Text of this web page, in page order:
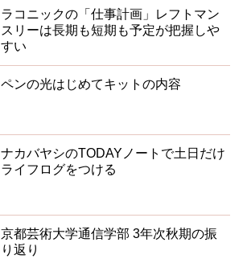
ラコニックの「仕事計画」レフトマン
スリーは長期も短期も予定が把握しや
すい
ペンの光はじめてキットの内容
ナカバヤシのTODAYノートで土日だけ
ライフログをつける
京都芸術大学通信学部 3年次秋期の振
り返り